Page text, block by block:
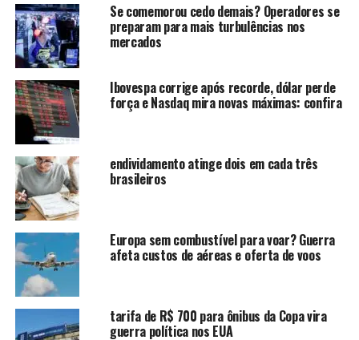
A motivação: crescimento moderado da
economia chinesa + tensões comerciais + busca
por mercados emergentes com grande base de
usuários digitais, como o Brasil com mais de
200 milhões de habitantes e grande penetração
de apps.
2. Por que isso importa para o varejo
& serviços no Brasil
Competição aumentada: plataformas chinesas
entram com preços agressivos, menores taxas
para parceiros/restaurantes, e serviço digital
forte, o que pode pressionar players locais como
iFood.
Rest of World+1
Se comemorou cedo demais? Operadores se
preparam para mais turbulências nos
mercados
Ibovespa corrige após recorde, dólar perde
força e Nasdaq mira novas máximas: confira
endividamento atinge dois em cada três
brasileiros
Europa sem combustível para voar? Guerra
afeta custos de aéreas e oferta de voos
tarifa de R$ 700 para ônibus da Copa vira
guerra política nos EUA